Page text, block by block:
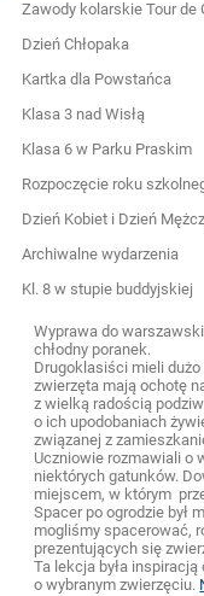
Zawody kolarskie Tour de
Dzień Chłopaka
Kartka dla Powstańca
Klasa 3 nad Wisłą
Klasa 6 w Parku Praskim
Rozpoczęcie roku
Dzień Kobiet i Dzień
Archiwalne wydarzenia
Kl. 8 w stupie buddyjskiej
Wyprawa do
chłodny poranek.
Drugoklasiści mieli
zwierzęta mają ochotę
z wielką radością
o ich upodobaniach
związanej z
Uczniowie rozmawiali o
niektórych gatunków.
miejscem, w którym
Spacer po ogrodzie był
mogliśmy spacerować,
prezentujących się
Ta lekcja była
o wybranym zwierzęciu.